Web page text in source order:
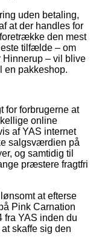
uden betaling,
at der handles for
den mest
tilfælde – om
– vil blive
en pakkeshop.
for forbrugerne at
online
af YAS internet
salgsværdien på
og samtidig til
præstere fragtfri
at efterse
Pink Carnation
fra YAS inden du
skaffe sig den